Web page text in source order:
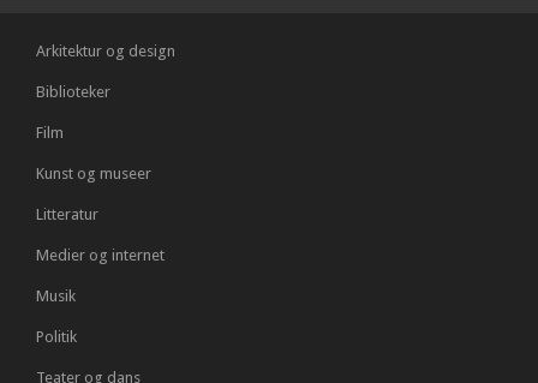
Arkitektur og design
Biblioteker
Film
Kunst og museer
Litteratur
Medier og internet
Musik
Politik
Teater og dans